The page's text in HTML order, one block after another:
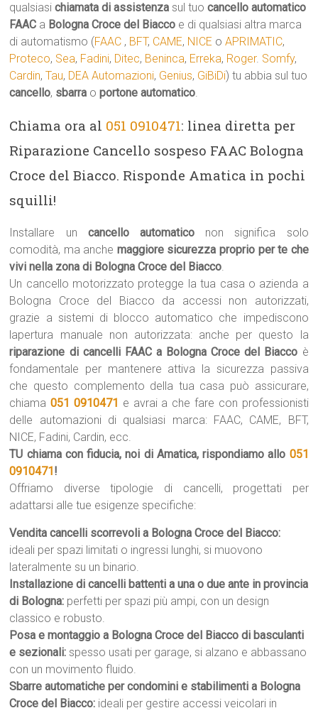
qualsiasichiamata di assistenza sul tuocancello automatico
FAAC a Bologna Croce del Biacco e di qualsiasi altra marca
di automatismo (FAAC , BFT, CAME, NICE oAPRIMATIC,
Proteco, Sea, Fadini, Ditec, Beninca, Erreka, Roger. Somfy,
Cardin,Tau, DEA Automazioni, Genius, GiBiDi) tu abbia sul tuo
cancello, sbarra oportone automatico.
Chiama ora al 051 0910471: linea diretta per
Riparazione Cancello sospeso FAAC Bologna
Croce del Biacco. Risponde Amatica in pochi
squilli!
Installare un cancello automatico non significa solo
comodità, ma anche maggiore sicurezza proprio per te che
vivi nella zona di Bologna Croce del Biacco.
Un cancello motorizzato protegge la tua casa o azienda a
Bologna Croce del Biacco da accessi non autorizzati,
grazie a sistemi di blocco automatico che impediscono
lapertura manuale non autorizzata: anche per questo la
riparazione di cancelli FAAC a Bologna Croce del Biacco è
fondamentale per mantenere attiva la sicurezza passiva
che questo complemento della tua casa può assicurare,
chiama051 0910471 e avrai a che fare con professionisti
delle automazioni di qualsiasi marca: FAAC, CAME, BFT,
NICE, Fadini, Cardin, ecc.
TU chiama con fiducia, noi di Amatica, rispondiamo allo 051
0910471!
Offriamo diverse tipologie di cancelli, progettati per
adattarsi alle tue esigenze specifiche:
Vendita cancelli scorrevoli a Bologna Croce del Biacco:
ideali per spazi limitati o ingressi lunghi, si muovono
lateralmente su un binario.
Installazione di cancelli battenti a una o due ante in provincia
di Bologna: perfetti per spazi più ampi, con un design
classico e robusto.
Posa e montaggio a Bologna Croce del Biacco di basculanti
e sezionali: spesso usati per garage, si alzano e abbassano
con un movimento fluido.
Sbarre automatiche per condomini e stabilimenti a Bologna
Croce del Biacco: ideali per gestire accessi veicolari in